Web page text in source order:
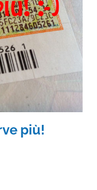
più!